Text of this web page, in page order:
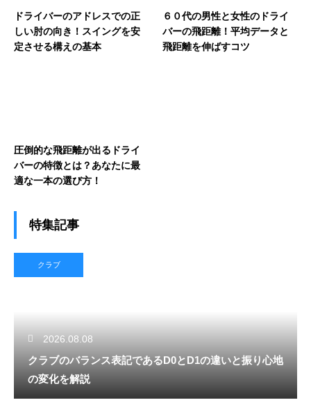
ドライバーのアドレスでの正
しい肘の向き！スイングを安
定させる構えの基本
６０代の男性と女性のドライ
バーの飛距離！平均データと
飛距離を伸ばすコツ
圧倒的な飛距離が出るドライ
バーの特徴とは？あなたに最
適な一本の選び方！
特集記事
クラブ
2026.08.08
クラブのバランス表記であるD0とD1の違いと振り心地
の変化を解説